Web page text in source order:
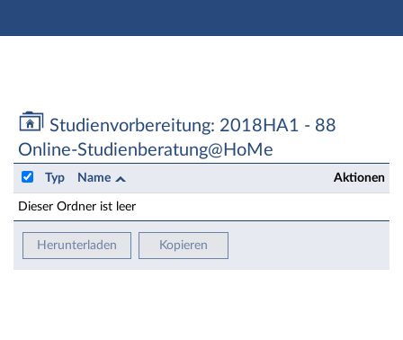
Hauptnavigation
Studienvorbereitung: 2018HA1 - 88 Online-
Studienvorbereitung: 2018HA1 - 88
Online-Studienberatung@HoMe
Typ Name Aktionen
Dieser Ordner ist leer
Herunterladen Kopieren